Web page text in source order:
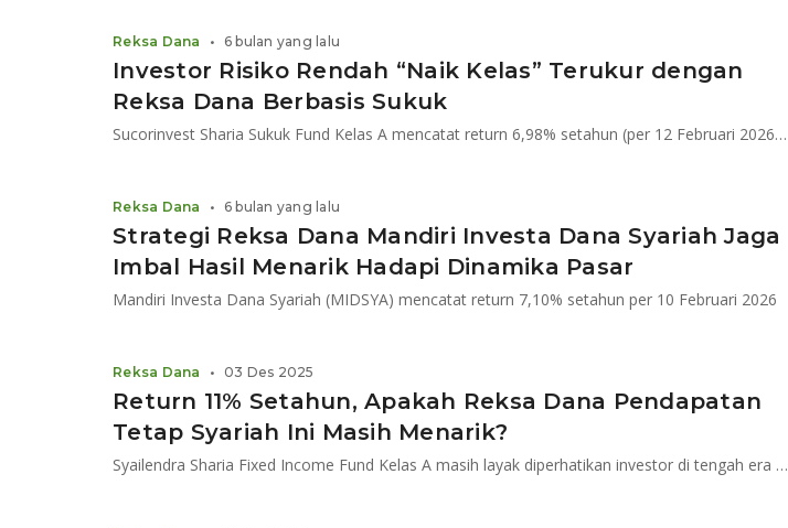
Investor Risiko Rendah “Naik Kelas” Terukur dengan
Reksa Dana Berbasis Sukuk
Sucorinvest Sharia Sukuk Fund Kelas A mencatat return 6,98% setahun (per 12 Februari 2026), lebih dari dua kali lipat deposito*
Reksa Dana • 6 bulan yang lalu
Strategi Reksa Dana Mandiri Investa Dana Syariah Jaga
Imbal Hasil Menarik Hadapi Dinamika Pasar
Mandiri Investa Dana Syariah (MIDSYA) mencatat return 7,10% setahun per 10 Februari 2026
Reksa Dana • 6 bulan yang lalu
Return 11% Setahun, Apakah Reksa Dana Pendapatan
Tetap Syariah Ini Masih Menarik?
Syailendra Sharia Fixed Income Fund Kelas A masih layak diperhatikan investor di tengah era penurunan suku bunga yang berlanjut hingga 2026
Reksa Dana • 03 Des 2025